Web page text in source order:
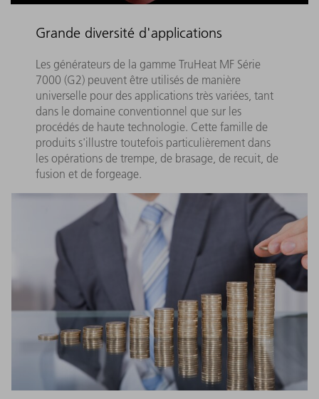
Grande diversité d'applications
Les générateurs de la gamme TruHeat MF Série
7000 (G2) peuvent être utilisés de manière
universelle pour des applications très variées, tant
dans le domaine conventionnel que sur les
procédés de haute technologie. Cette famille de
produits s'illustre toutefois particulièrement dans
les opérations de trempe, de brasage, de recuit, de
fusion et de forgeage.